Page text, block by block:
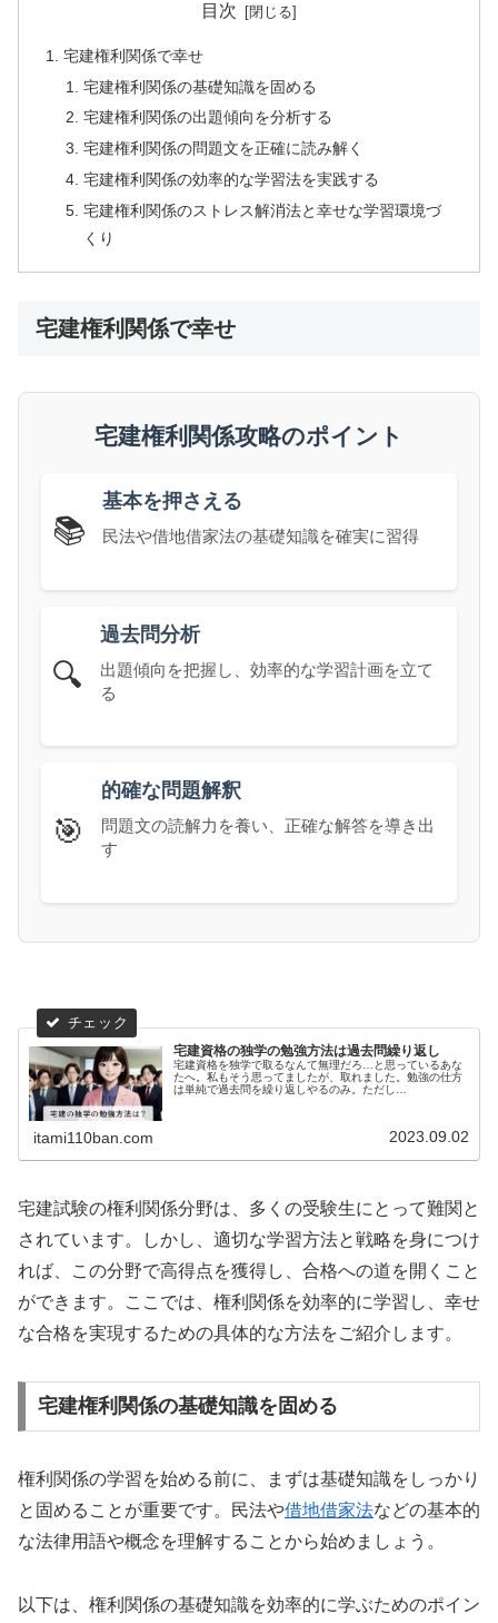
目次
宅建権利関係で幸せ
宅建権利関係の基礎知識を固める
宅建権利関係の出題傾向を分析する
宅建権利関係の問題文を正確に読み解く
宅建権利関係の効率的な学習法を実践する
宅建権利関係のストレス解消法と幸せな学習環境づ
くり
宅建権利関係で幸せ
宅建権利関係攻略のポイント
📚
基本を押さえる
民法や借地借家法の基礎知識を確実に習得
🔍
過去問分析
出題傾向を把握し、効率的な学習計画を立て
る
🎯
的確な問題解釈
問題文の読解力を養い、正確な解答を導き出
す
宅建資格の独学の勉強方法は過去問繰り返し
宅建資格を独学で取るなんて無理だろ…と思っているあな
たへ。私もそう思ってましたが、取れました。勉強の仕方
は単純で過去問を繰り返しやるのみ。ただし…
itami110ban.com 2023.09.02
宅建試験の権利関係分野は、多くの受験生にとって難関と
されています。しかし、適切な学習方法と戦略を身につけ
れば、この分野で高得点を獲得し、合格への道を開くこと
ができます。ここでは、権利関係を効率的に学習し、幸せ
な合格を実現するための具体的な方法をご紹介します。
宅建権利関係の基礎知識を固める
権利関係の学習を始める前に、まずは基礎知識をしっかり
と固めることが重要です。民法や借地借家法などの基本的
な法律用語や概念を理解することから始めましょう。
以下は、権利関係の基礎知識を効率的に学ぶためのポイン